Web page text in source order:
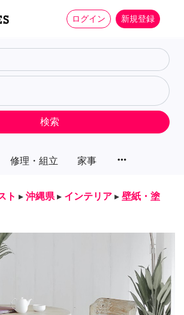
ログイン 新規登録
修理・組立 家事 more_horiz
検索
ト ▸ 沖縄県 ▸ インテリア ▸ 壁紙・塗